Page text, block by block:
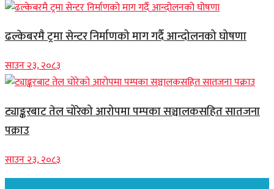
ढल्केबरमै ट्रमा सेन्टर निर्माणको माग गर्दै आन्दोलनको घोषणा
साउन २३, २०८३
ट्याङ्करबाट तेल चोरेको आरोपमा पम्पका सञ्चालकसहित सातजना
पक्राउ
साउन २३, २०८३